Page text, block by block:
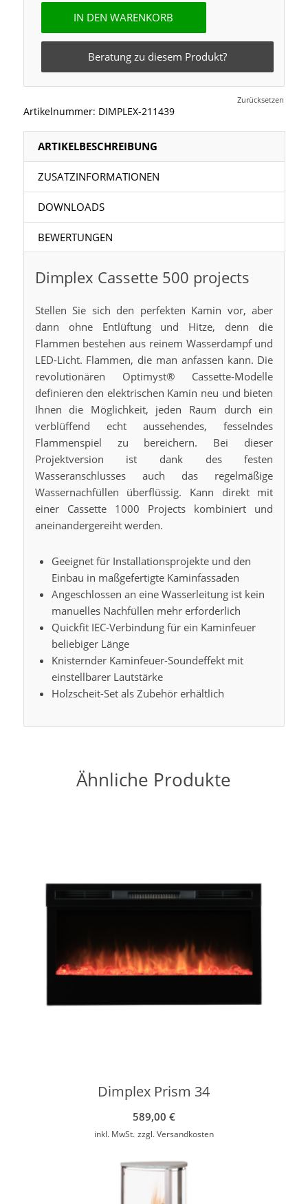
Zurücksetzen
IN DEN WARENKORB
Beratung zu diesem Produkt?
Artikelnummer: DIMPLEX-211439
ARTIKELBESCHREIBUNG
ZUSATZINFORMATIONEN
DOWNLOADS
BEWERTUNGEN
Dimplex Cassette 500 projects
Stellen Sie sich den perfekten Kamin vor, aber
dann ohne Entlüftung und Hitze, denn die
Flammen bestehen aus reinem Wasserdampf und
LED-Licht. Flammen, die man anfassen kann. Die
revolutionären Optimyst® Cassette-Modelle
definieren den elektrischen Kamin neu und bieten
Ihnen die Möglichkeit, jeden Raum durch ein
verblüffend echt aussehendes, fesselndes
Flammenspiel zu bereichern. Bei dieser
Projektversion ist dank des festen
Wasseranschlusses auch das regelmäßige
Wassernachfüllen überflüssig. Kann direkt mit
einer Cassette 1000 Projects kombiniert und
aneinandergereiht werden.
Geeignet für Installationsprojekte und den
Einbau in maßgefertigte Kaminfassaden
Angeschlossen an eine Wasserleitung ist kein
manuelles Nachfüllen mehr erforderlich
Quickfit IEC-Verbindung für ein Kaminfeuer
beliebiger Länge
Knisternder Kaminfeuer-Soundeffekt mit
einstellbarer Lautstärke
Holzscheit-Set als Zubehör erhältlich
Ähnliche Produkte
Dimplex Prism 34
589,00 €
inkl. MwSt. zzgl.Versandkosten